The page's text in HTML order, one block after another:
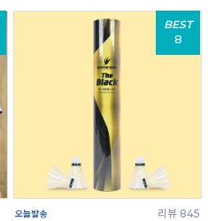
BEST
8
리뷰 845